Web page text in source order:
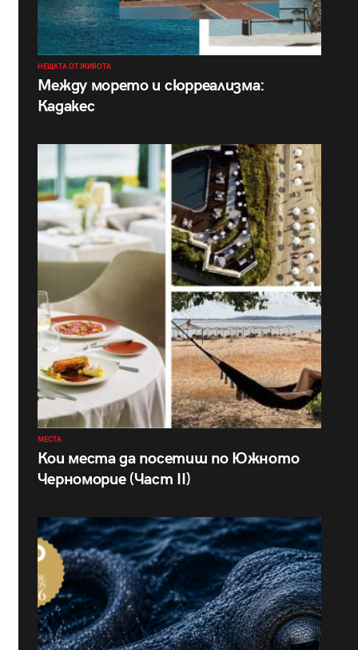
НЕЩАТА ОТ ЖИВОТА
Между морето и сюрреализма:
Кадакес
МЕСТА
Кои места да посетиш по Южното
Черноморие (Част II)